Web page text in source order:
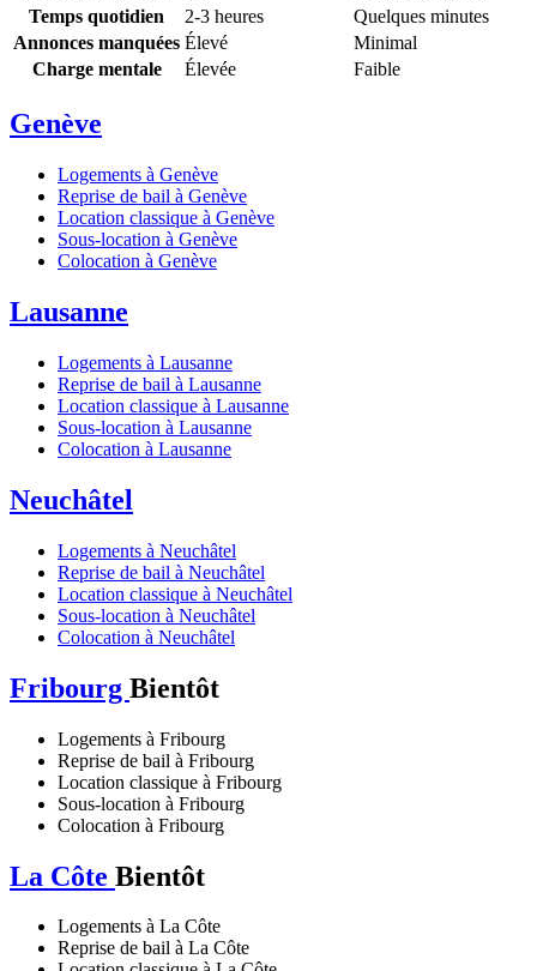
Temps quotidien
2-3 heures
Quelques minutes
Annonces manquées Élevé
Minimal
Charge mentale
Élevée Faible
Genève
Logements à Genève
Reprise de bail à Genève
Location classique à Genève
Sous-location à Genève
Colocation à Genève
Lausanne
Logements à Lausanne
Reprise de bail à Lausanne
Location classique à Lausanne
Sous-location à Lausanne
Colocation à Lausanne
Neuchâtel
Logements à Neuchâtel
Reprise de bail à Neuchâtel
Location classique à Neuchâtel
Sous-location à Neuchâtel
Colocation à Neuchâtel
Fribourg Bientôt
Logements à Fribourg
Reprise de bail à Fribourg
Location classique à Fribourg
Sous-location à Fribourg
Colocation à Fribourg
La Côte Bientôt
Logements à La Côte
Reprise de bail à La Côte